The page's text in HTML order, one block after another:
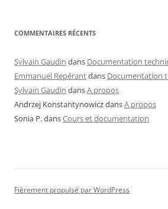
COMMENTAIRES RÉCENTS
Sylvain Gaudin dans Documentation
Emmanuel Repérantdans Documentation
Sylvain Gaudin dansA propos
Andrzej KonstantynowiczdansA propos
Sonia P.dansCours et documentation
Fièrement propulsé par WordPress